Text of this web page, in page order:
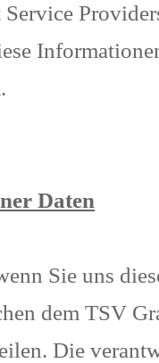
Daten
Sie uns
dem TSV
Die